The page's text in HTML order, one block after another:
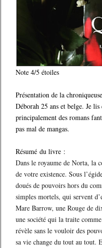
Note 4/5 étoiles
Présentation de la
Déborah 25 ans et belge. Je
principalement des romans
pas mal de mangas.
Résumé du livre :
Dans le royaume de Norta, la
de votre existence. Sous
doués de pouvoirs hors du
simples mortels, qui servent
Mare Barrow, une Rouge de
une société qui la traite
révèle sans le vouloir des
sa vie change du tout au tout.